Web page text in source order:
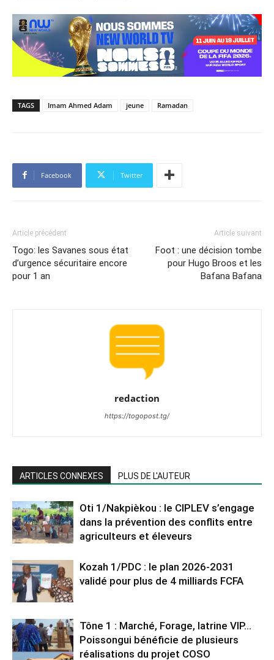
TAGS Imam Ahmed Adam jeune Ramadan
Facebook Twitter
Article précédent
Togo: les Savanes sous état
d’urgence sécuritaire encore
pour 1 an
Article suivant
Foot : une décision tombe
pour Hugo Broos et les
Bafana Bafana
redaction
https://togopost.tg/
ARTICLES CONNEXES PLUS DE L'AUTEUR
Oti 1/Nakpièkou : le CIPLEV s’engage
dans la prévention des conflits entre
agriculteurs et éleveurs
Kozah 1/PDC : le plan 2026-2031
validé pour plus de 4 milliards FCFA
Tône 1 : Marché, Forage, latrine VIP…
Poissongui bénéficie de plusieurs
réalisations du projet COSO